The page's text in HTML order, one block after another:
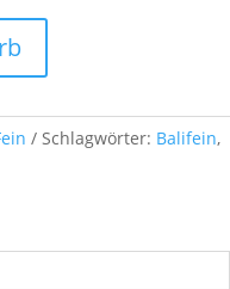
Schlagwörter: Balifein,